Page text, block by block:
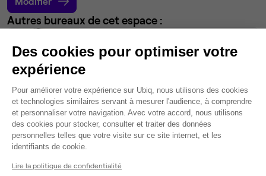
Autres bureaux de cet espace :
48
Dispo
Bureau privé• 4ème étage
35 720 €
Des cookies pour optimiser votre
expérience
Plateforme de Gestion du
Pour améliorer votre expérience sur Ubiq, nous utilisons des cookies
et technologies similaires servant à mesurer l'audience, à comprendre
et personnaliser votre navigation. Avec votre accord, nous utilisons
des cookies pour stocker, consulter et traiter des données
personnelles telles que votre visite sur ce site internet, et les
identifiants de cookie.
Lire la politique de confidentialité